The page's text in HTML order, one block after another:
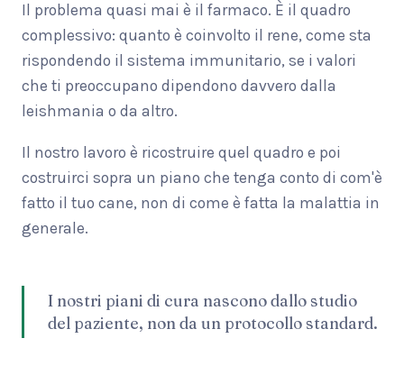
Il problema quasi mai è il farmaco. È il quadro
complessivo: quanto è coinvolto il rene, come sta
rispondendo il sistema immunitario, se i valori
che ti preoccupano dipendono davvero dalla
leishmania o da altro.
Il nostro lavoro è ricostruire quel quadro e poi
costruirci sopra un piano che tenga conto di com'è
fatto il tuo cane, non di come è fatta la malattia in
generale.
I nostri piani di cura nascono dallo studio
del paziente, non da un protocollo standard.